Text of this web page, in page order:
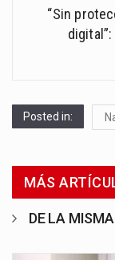
“Sin
Posted in:
MÁS
DE LA